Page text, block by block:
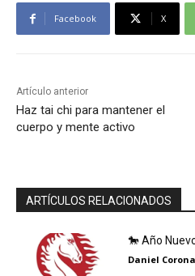
Facebook X
Artículo anterior
Haz tai chi para mantener el
cuerpo y mente activo
ARTÍCULOS RELACIONADOS
🐎 Año
Daniel Corona